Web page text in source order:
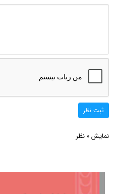
ثبت نظر
نمایش 0 نظر